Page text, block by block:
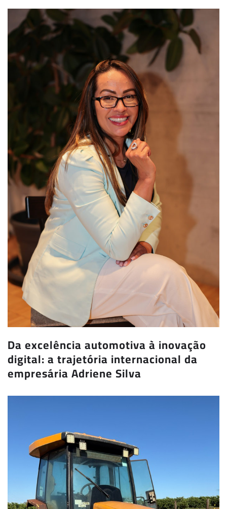
Da excelência automotiva à inovação
digital: a trajetória internacional da
empresária Adriene Silva